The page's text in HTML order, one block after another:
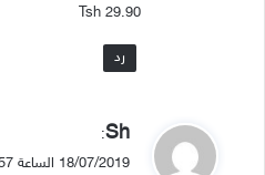
Tsh 29.90
رد
ي
ق
Sh
:
18/07/2019 الساعة 3:57 م